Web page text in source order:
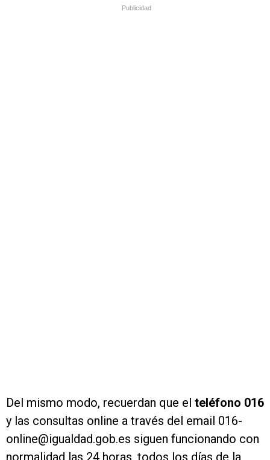
Publicidad
Del mismo modo, recuerdan que el teléfono 016
y las consultas online a través del email 016-
online@igualdad.gob.es siguen funcionando con
normalidad las 24 horas, todos los días de la